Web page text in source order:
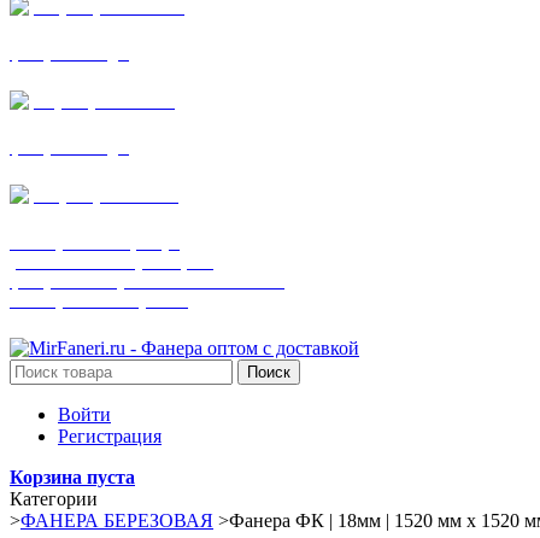
Поиск
Войти
Регистрация
Корзина пуста
Категории
>ФАНЕРА БЕРЕЗОВАЯ >Фанера ФК | 18мм | 1520 мм х 1520